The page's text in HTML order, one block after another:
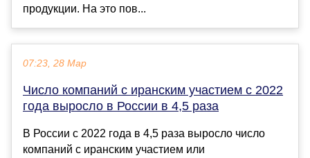
продукции. На это пов...
07:23, 28 Мар
Число компаний с иранским участием с 2022
года выросло в России в 4,5 раза
В России с 2022 года в 4,5 раза выросло число
компаний с иранским участием или